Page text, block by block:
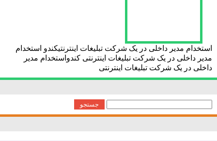
استخدام مدیر داخلی در یک شرکت تبلیغات اینترنتیکندو استخدام
مدیر داخلی در یک شرکت تبلیغات اینترنتی کندواستخدام مدیر
داخلی در یک شرکت تبلیغات اینترنتی
برای: